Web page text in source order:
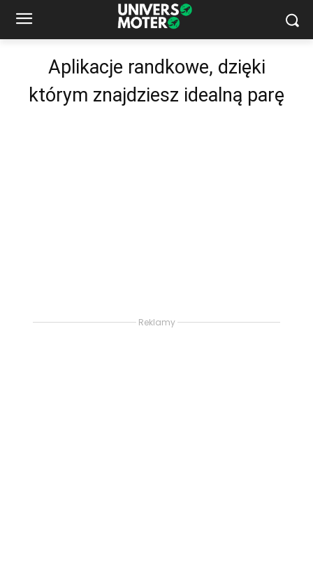
Aplikacje randkowe, dzięki
którym znajdziesz idealną parę
Reklamy